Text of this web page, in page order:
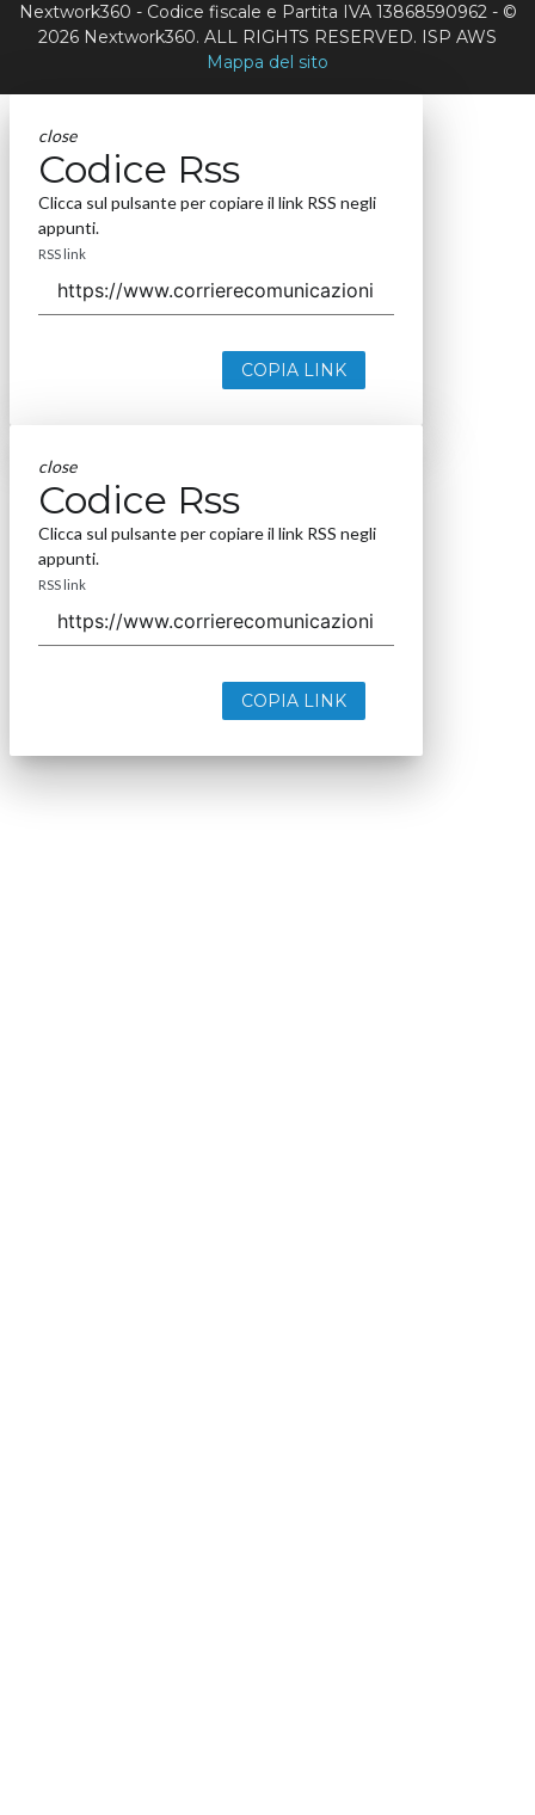
Nextwork360 - Codice fiscale e Partita IVA 13868590962 - ©
2026 Nextwork360. ALL RIGHTS RESERVED. ISP AWS
Mappa del sito
close
Codice Rss
Clicca sul pulsante per copiare il link RSS negli
appunti.
RSS link
COPIA LINK
close
Codice Rss
Clicca sul pulsante per copiare il link RSS negli
appunti.
RSS link
COPIA LINK